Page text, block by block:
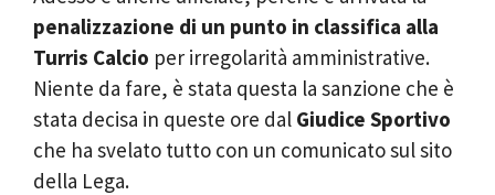
penalizzazione di un punto in classifica alla
Turris Calcio per irregolarità amministrative.
Niente da fare, è stata questa la sanzione che è
stata decisa in queste ore dal Giudice Sportivo
che ha svelato tutto con un comunicato sul sito
della Lega.